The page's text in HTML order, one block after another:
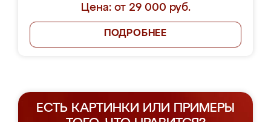
Цена: от 29 000 руб.
ПОДРОБНЕЕ
ЕСТЬ КАРТИНКИ ИЛИ ПРИМЕРЫ